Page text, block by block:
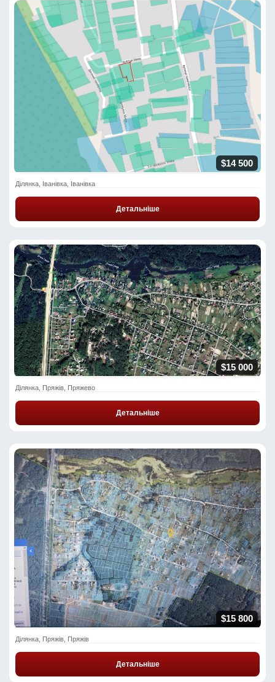
$14 500
Ділянка, Іванівка, Іванівка
Детальніше
$15 000
Ділянка, Пряжів, Пряжево
Детальніше
$15 800
Ділянка, Пряжів, Пряжів
Детальніше